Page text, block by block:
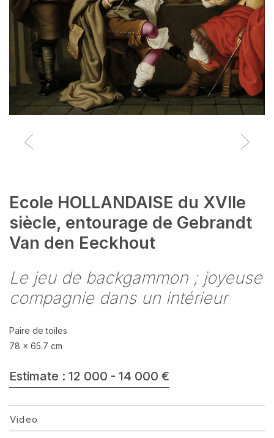
Ecole HOLLANDAISE du XVIIe
siècle, entourage de Gebrandt
Van den Eeckhout
Le jeu de backgammon ; joyeuse
compagnie dans un intérieur
Paire de toiles
78 x 65.7 cm
Estimate : 12 000 - 14 000 €
Video